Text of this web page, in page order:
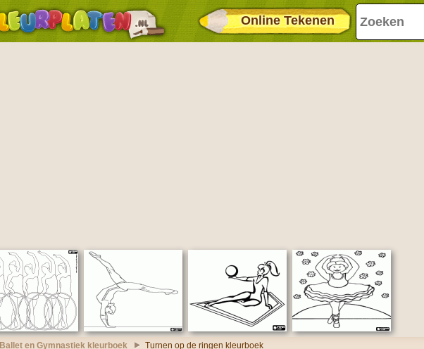
Online Tekenen
Ballet en Gymnastiek kleurboek Turnen op de ringen kleurboek